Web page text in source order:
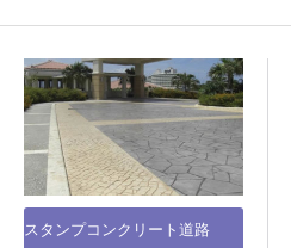
スタンプコンクリート道路